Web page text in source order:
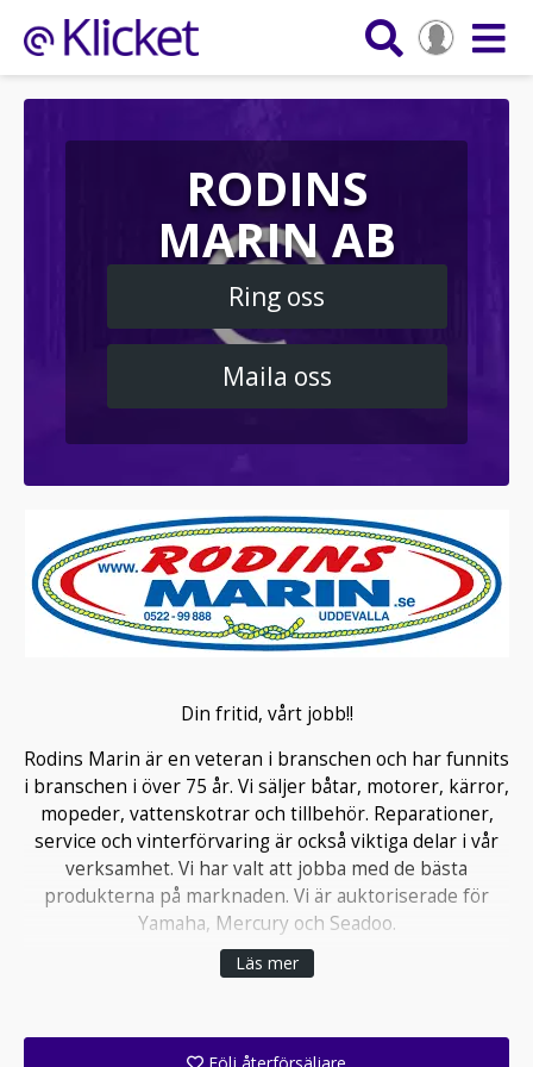
RODINS
MARIN AB
Ring oss
Maila oss
Din fritid, vårt jobb!!
Rodins Marin är en veteran i branschen och har funnits
i branschen i över 75 år. Vi säljer båtar, motorer, kärror,
mopeder, vattenskotrar och tillbehör. Reparationer,
service och vinterförvaring är också viktiga delar i vår
verksamhet. Vi har valt att jobba med de bästa
produkterna på marknaden. Vi är auktoriserade för
Yamaha, Mercury och Seadoo.
Vår personal går kontinuerligt på kurser för att följa
här finns både utställningslokal, tillbehörsbutik och
Läs mer